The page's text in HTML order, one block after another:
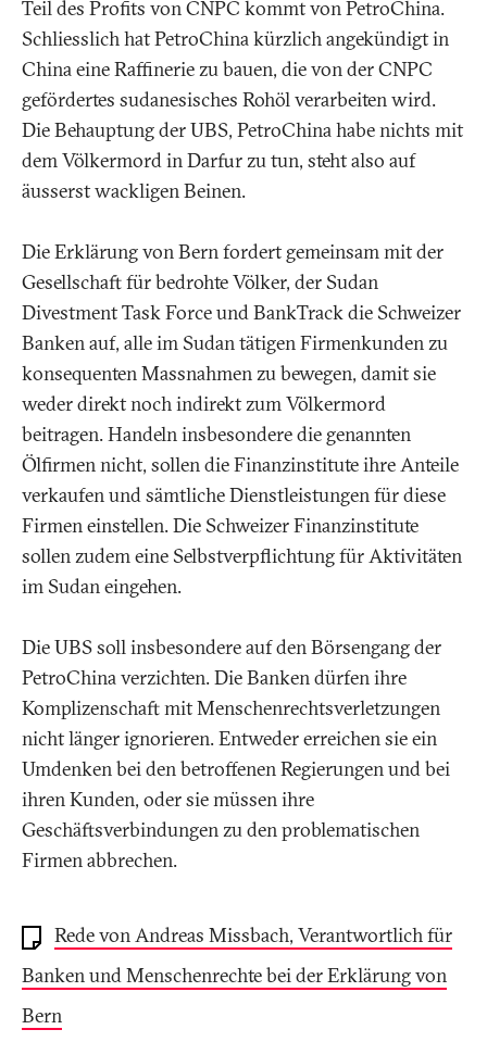
Teil des Profits von CNPC kommt von PetroChina.
Schliesslich hat PetroChina kürzlich angekündigt in
China eine Raffinerie zu bauen, die von der CNPC
gefördertes sudanesisches Rohöl verarbeiten wird.
Die Behauptung der UBS, PetroChina habe nichts mit
dem Völkermord in Darfur zu tun, steht also auf
äusserst wackligen Beinen.
Die Erklärung von Bern fordert gemeinsam mit der
Gesellschaft für bedrohte Völker, der Sudan
Divestment Task Force und BankTrack die Schweizer
Banken auf, alle im Sudan tätigen Firmenkunden zu
konsequenten Massnahmen zu bewegen, damit sie
weder direkt noch indirekt zum Völkermord
beitragen. Handeln insbesondere die genannten
Ölfirmen nicht, sollen die Finanzinstitute ihre Anteile
verkaufen und sämtliche Dienstleistungen für diese
Firmen einstellen. Die Schweizer Finanzinstitute
sollen zudem eine Selbstverpflichtung für Aktivitäten
im Sudan eingehen.
Die UBS soll insbesondere auf den Börsengang der
PetroChina verzichten. Die Banken dürfen ihre
Komplizenschaft mit Menschenrechtsverletzungen
nicht länger ignorieren. Entweder erreichen sie ein
Umdenken bei den betroffenen Regierungen und bei
ihren Kunden, oder sie müssen ihre
Geschäftsverbindungen zu den problematischen
Firmen abbrechen.
Rede von Andreas Missbach, Verantwortlich für
Banken und Menschenrechte bei der Erklärung von
Bern